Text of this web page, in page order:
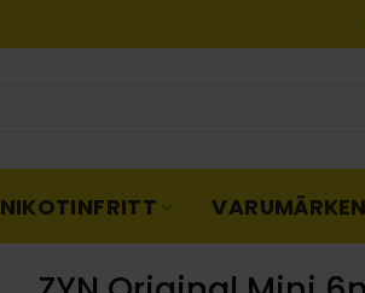
NIKOTINFRITT VARUMÄRKEN